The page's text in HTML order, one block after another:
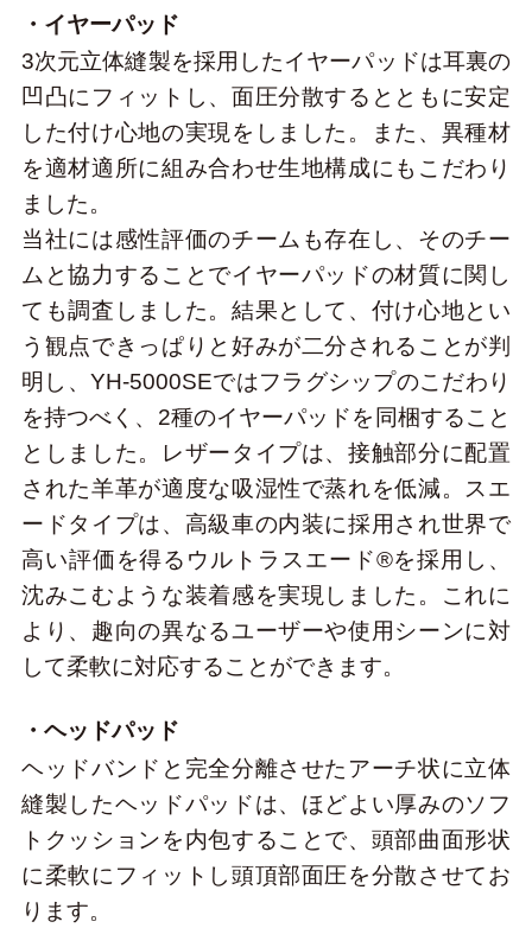
・イヤーパッド
3次元立体縫製を採用したイヤーパッドは耳裏の
凹凸にフィットし、面圧分散するとともに安定
した付け心地の実現をしました。また、異種材
を適材適所に組み合わせ生地構成にもこだわり
ました。
当社には感性評価のチームも存在し、そのチー
ムと協力することでイヤーパッドの材質に関し
ても調査しました。結果として、付け心地とい
う観点できっぱりと好みが二分されることが判
明し、YH-5000SEではフラグシップのこだわり
を持つべく、2種のイヤーパッドを同梱すること
としました。レザータイプは、接触部分に配置
された羊革が適度な吸湿性で蒸れを低減。スエ
ードタイプは、高級車の内装に採用され世界で
高い評価を得るウルトラスエード®を採用し、
沈みこむような装着感を実現しました。これに
より、趣向の異なるユーザーや使用シーンに対
して柔軟に対応することができます。
・ヘッドパッド
ヘッドバンドと完全分離させたアーチ状に立体
縫製したヘッドパッドは、ほどよい厚みのソフ
トクッションを内包することで、頭部曲面形状
に柔軟にフィットし頭頂部面圧を分散させてお
ります。